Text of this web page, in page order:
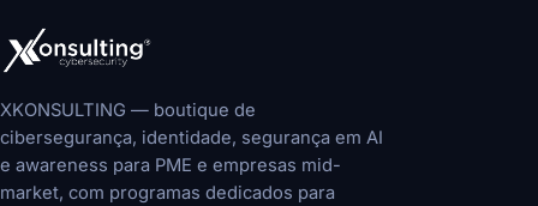
XKONSULTING — boutique de
cibersegurança, identidade, segurança em AI
e awareness para PME e empresas mid-
market, com programas dedicados para